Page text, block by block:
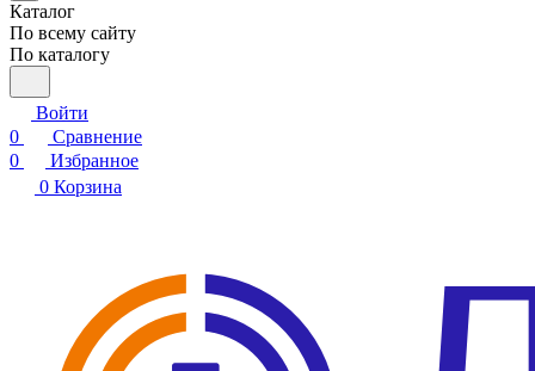
Каталог
По всему сайту
По каталогу
Войти
0
Сравнение
0
Избранное
0 Корзина